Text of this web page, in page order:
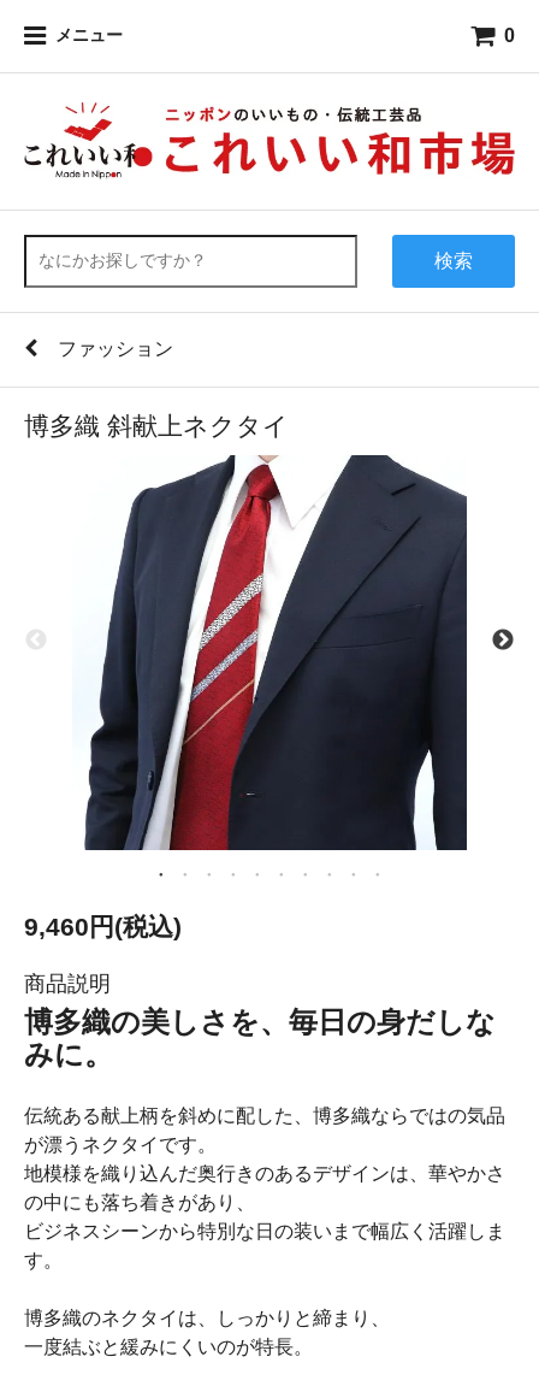
メニュー 0
検索
ファッション
博多織 斜献上ネクタイ
9,460円(税込)
商品説明
博多織の美しさを、毎日の身だしな
みに。
伝統ある献上柄を斜めに配した、博多織ならではの気品
が漂うネクタイです。
地模様を織り込んだ奥行きのあるデザインは、華やかさ
の中にも落ち着きがあり、
ビジネスシーンから特別な日の装いまで幅広く活躍しま
す。
博多織のネクタイは、しっかりと締まり、
一度結ぶと緩みにくいのが特長。